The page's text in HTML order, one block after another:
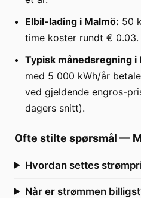
Elbil-lading i Malmö: 50
time koster rundt € 0.03.
Typisk månedsregning i
med 5 000 kWh/år
ved gjeldende engros-
dagers snitt).
Ofte stilte spørsmål —
Hvordan settes
Når er strømmen